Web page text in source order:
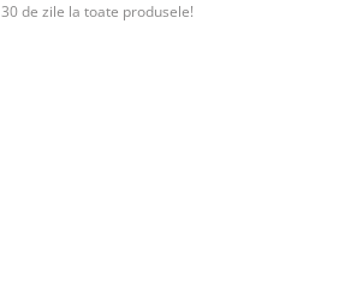
30 de zile la toate produsele!